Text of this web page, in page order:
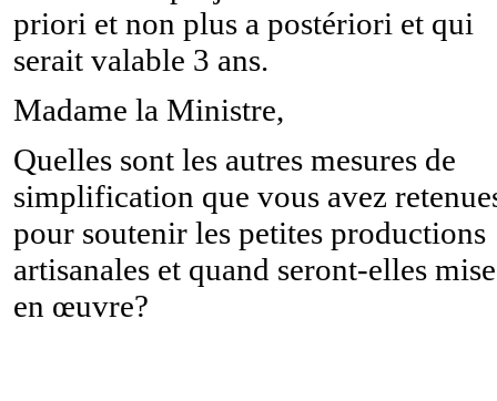
priori et non plus a postériori et qui
serait valable 3 ans.
Madame la Ministre,
Quelles sont les autres mesures de
simplification que vous avez
pour soutenir les petites productions
artisanales et quand seront-elles
en œuvre?